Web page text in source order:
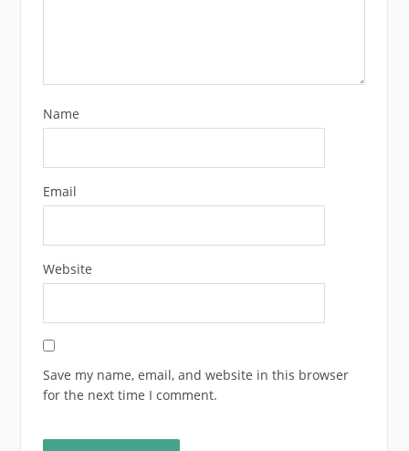
Name
Email
Website
Save my name, email, and website in this browser
for the next time I comment.